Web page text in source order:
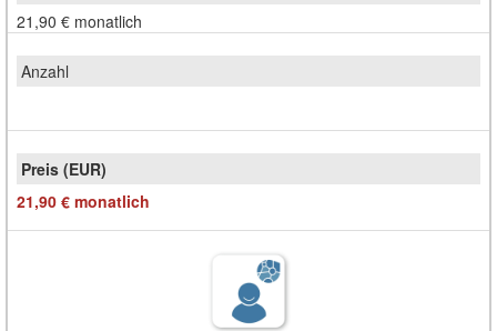
21,90 € monatlich
21,90 € monatlich